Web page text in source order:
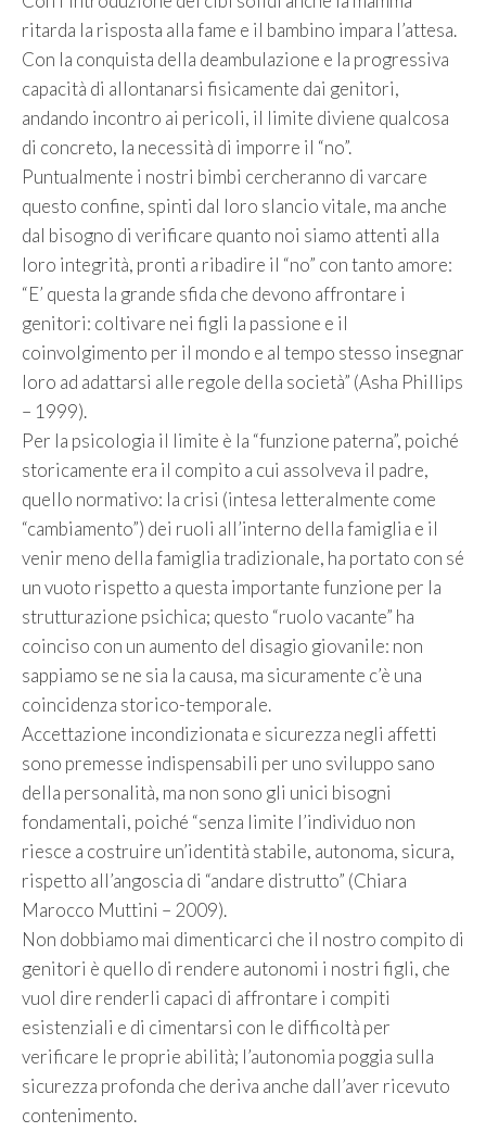
ritarda la risposta alla fame e il bambino impara l’attesa.
Con la conquista della deambulazione e la progressiva
capacità di allontanarsi fisicamente dai genitori,
andando incontro ai pericoli, il limite diviene qualcosa
di concreto, la necessità di imporre il “no”.
Puntualmente i nostri bimbi cercheranno di varcare
questo confine, spinti dal loro slancio vitale, ma anche
dal bisogno di verificare quanto noi siamo attenti alla
loro integrità, pronti a ribadire il “no” con tanto amore:
“E’ questa la grande sfida che devono affrontare i
genitori: coltivare nei figli la passione e il
coinvolgimento per il mondo e al tempo stesso insegnar
loro ad adattarsi alle regole della società” (Asha Phillips
– 1999).
Per la psicologia il limite è la “funzione paterna”, poiché
storicamente era il compito a cui assolveva il padre,
quello normativo: la crisi (intesa letteralmente come
“cambiamento”) dei ruoli all’interno della famiglia e il
venir meno della famiglia tradizionale, ha portato con sé
un vuoto rispetto a questa importante funzione per la
strutturazione psichica; questo “ruolo vacante” ha
coinciso con un aumento del disagio giovanile: non
sappiamo se ne sia la causa, ma sicuramente c’è una
coincidenza storico-temporale.
Accettazione incondizionata e sicurezza negli affetti
sono premesse indispensabili per uno sviluppo sano
della personalità, ma non sono gli unici bisogni
fondamentali, poiché “senza limite l’individuo non
riesce a costruire un’identità stabile, autonoma, sicura,
rispetto all’angoscia di “andare distrutto” (Chiara
Marocco Muttini – 2009).
Non dobbiamo mai dimenticarci che il nostro compito di
genitori è quello di rendere autonomi i nostri figli, che
vuol dire renderli capaci di affrontare i compiti
esistenziali e di cimentarsi con le difficoltà per
verificare le proprie abilità; l’autonomia poggia sulla
sicurezza profonda che deriva anche dall’aver ricevuto
contenimento.